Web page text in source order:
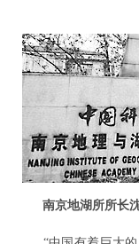
南京地湖所所长